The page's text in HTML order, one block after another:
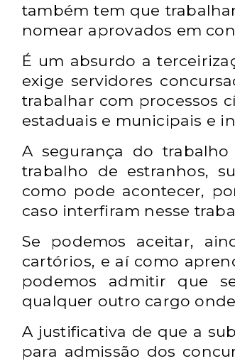
também tem que
nomear aprovados em
É um absurdo a
exige servidores
trabalhar com processos
estaduais e municipais e
A segurança do
trabalho de estranhos,
como pode acontecer,
caso interfiram nesse
Se podemos aceitar,
cartórios, e aí como
podemos admitir que
qualquer outro cargo
A justificativa de que a
para admissão dos